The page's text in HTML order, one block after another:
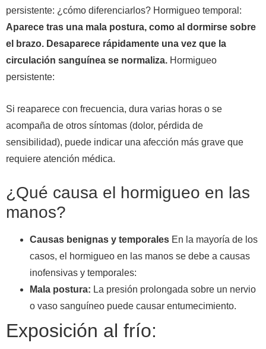
persistente: ¿cómo diferenciarlos? Hormigueo temporal:
Aparece tras una mala postura, como al dormirse sobre
el brazo. Desaparece rápidamente una vez que la
circulación sanguínea se normaliza. Hormigueo
persistente:
Si reaparece con frecuencia, dura varias horas o se
acompaña de otros síntomas (dolor, pérdida de
sensibilidad), puede indicar una afección más grave que
requiere atención médica.
¿Qué causa el hormigueo en las
manos?
Causas benignas y temporales En la mayoría de los
casos, el hormigueo en las manos se debe a causas
inofensivas y temporales:
Mala postura: La presión prolongada sobre un nervio
o vaso sanguíneo puede causar entumecimiento.
Exposición al frío: